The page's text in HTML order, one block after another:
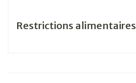
Restrictions alimentaires